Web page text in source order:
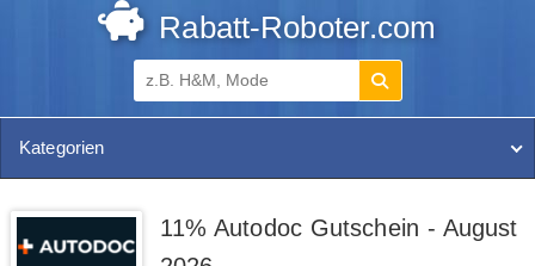
Rabatt-Roboter.com
Kategorien
11% Autodoc Gutschein - August